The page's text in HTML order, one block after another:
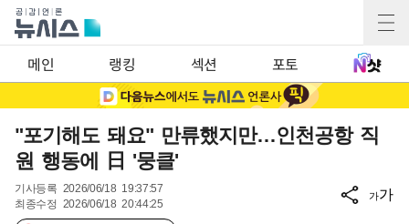
메인 랭킹 섹션 포토
"포기해도 돼요" 만류했지만…인천공항 직
원 행동에 日 '뭉클'
기사등록 2026/06/18 19:37:57
최종수정 2026/06/18 20:44:25
가가